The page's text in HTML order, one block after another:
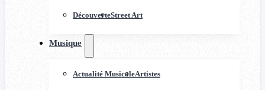
DécouverteStreet Art
Musique
Actualité MusicaleArtistes